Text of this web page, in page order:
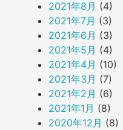
2021年8月 (4)
2021年7月 (3)
2021年6月 (3)
2021年5月 (4)
2021年4月 (10)
2021年3月 (7)
2021年2月 (6)
2021年1月 (8)
2020年12月 (8)